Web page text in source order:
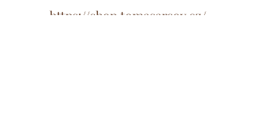
https://shop.tomasarsov.cz/